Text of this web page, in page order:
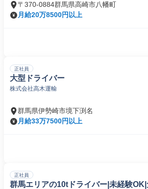
〒370-0884群馬県高崎市八幡町
月給20万8500円以上
正社員
大型ドライバー
株式会社高木運輸
群馬県伊勢崎市境下渕名
月給33万7500円以上
正社員
群馬エリアの10tドライバー|未経験